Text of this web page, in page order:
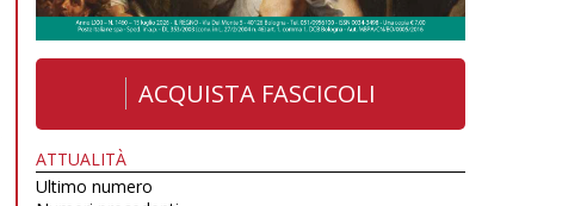
ACQUISTA FASCICOLI
ATTUALITÀ
Ultimo numero